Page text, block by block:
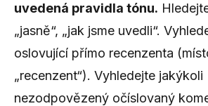
uvedená pravidla tónu.
„jasně“, „jak jsme uvedli“.
oslovující přímo recenzenta
„recenzent“). Vyhledejte jakýkoli
nezodpovězený očíslovaný